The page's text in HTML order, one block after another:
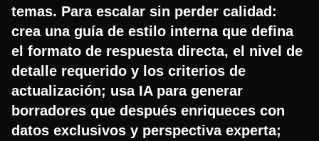
temas. Para escalar sin perder calidad:
crea una guía de estilo interna que defina
el formato de respuesta directa, el nivel de
detalle requerido y los criterios de
actualización; usa IA para generar
borradores que después enriqueces con
datos exclusivos y perspectiva experta;